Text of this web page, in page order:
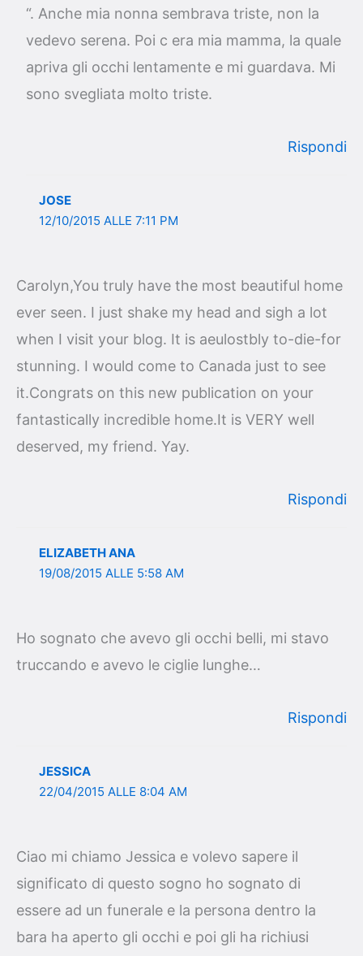
“. Anche mia nonna sembrava triste, non la
vedevo serena. Poi c era mia mamma, la quale
apriva gli occhi lentamente e mi guardava. Mi
sono svegliata molto triste.
Rispondi
JOSE
12/10/2015 ALLE 7:11 PM
Carolyn,You truly have the most beautiful home
ever seen. I just shake my head and sigh a lot
when I visit your blog. It is aeulostbly to-die-for
stunning. I would come to Canada just to see
it.Congrats on this new publication on your
fantastically incredible home.It is VERY well
deserved, my friend. Yay.
Rispondi
ELIZABETH ANA
19/08/2015 ALLE 5:58 AM
Ho sognato che avevo gli occhi belli, mi stavo
truccando e avevo le ciglie lunghe…
Rispondi
JESSICA
22/04/2015 ALLE 8:04 AM
Ciao mi chiamo Jessica e volevo sapere il
significato di questo sogno ho sognato di
essere ad un funerale e la persona dentro la
bara ha aperto gli occhi e poi gli ha richiusi